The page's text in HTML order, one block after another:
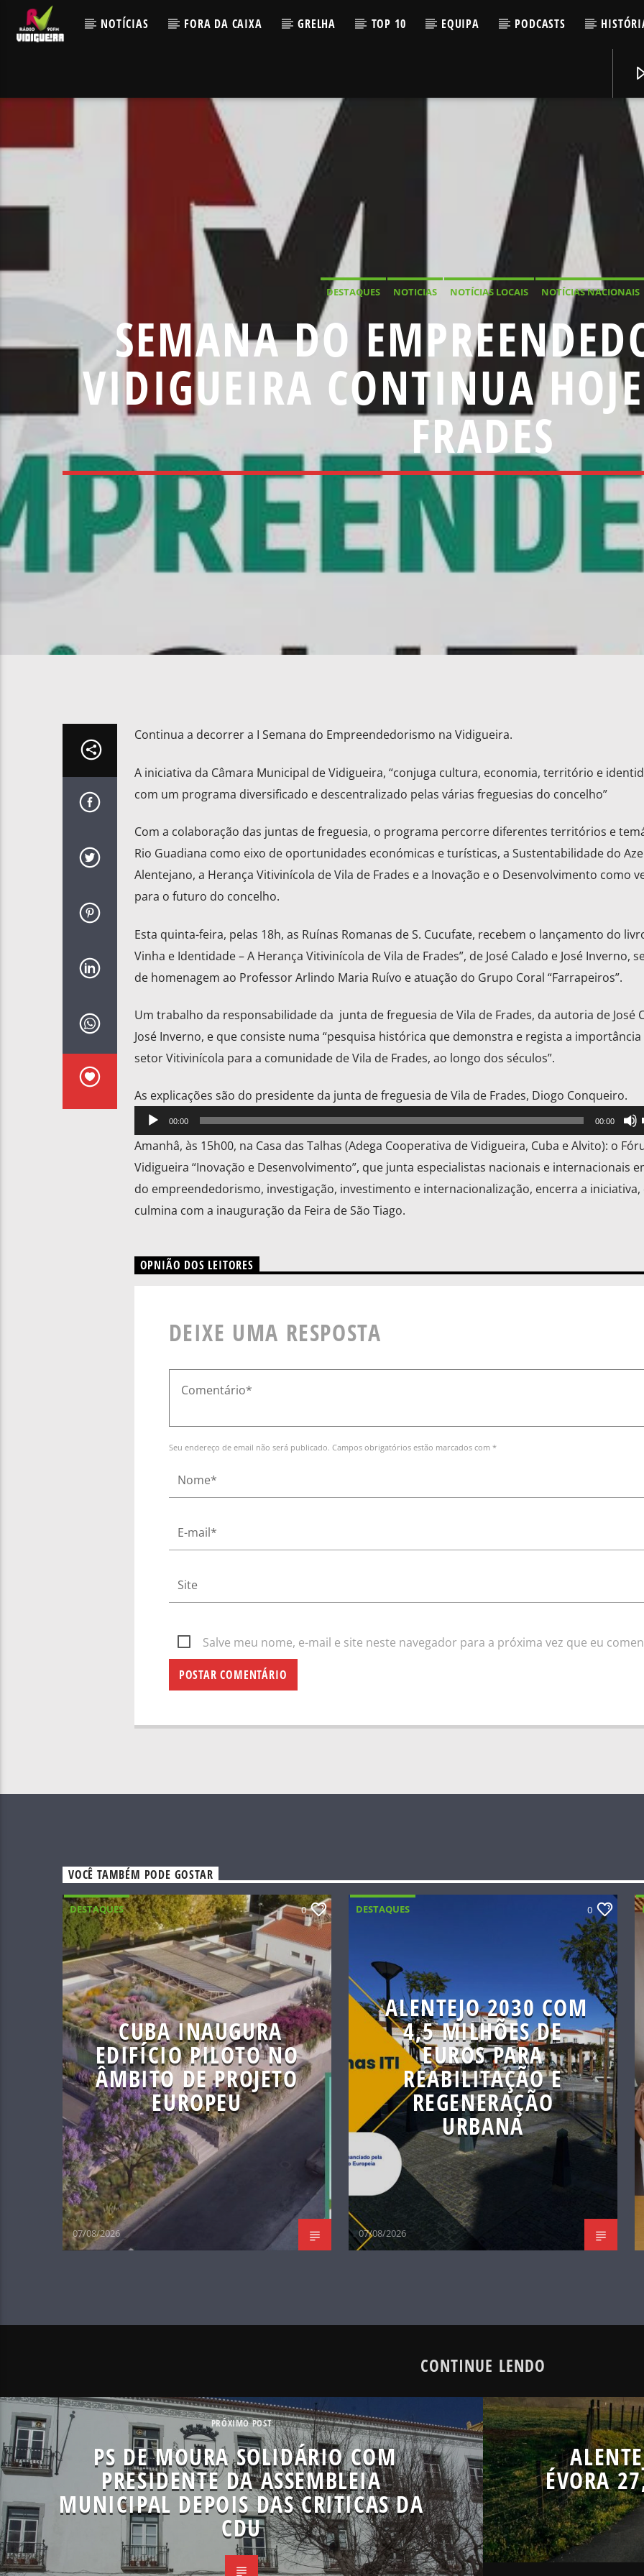
NOTÍCIAS FORA DA CAIXA GRELHA TOP 10 EQUIPA PODCASTS
DESTAQUES NOTICIAS NOTÍCIAS LOCAIS NOTÍCIAS NACIONAIS
SEMANA DO
VIDIGUEIRA CONTINUA
FRADES
Continua a decorrer a I Semana do Empreendedorismo na Vidigueira.
A iniciativa da Câmara Municipal de Vidigueira, “conjuga cultura, economia, território e
com um programa diversificado e descentralizado pelas várias freguesias do concelho”
Com a colaboração das juntas de freguesia, o programa percorre diferentes territórios e
Rio Guadiana como eixo de oportunidades económicas e turísticas, a Sustentabilidade do
Alentejano, a Herança Vitivinícola de Vila de Frades e a Inovação e o Desenvolvimento como
para o futuro do concelho.
Esta quinta-feira, pelas 18h, as Ruínas Romanas de S. Cucufate, recebem o lançamento do
Vinha e Identidade – A Herança Vitivinícola de Vila de Frades”, de José Calado e José Inverno,
de homenagem ao Professor Arlindo Maria Ruívo e atuação do Grupo Coral “Farrapeiros”.
Um trabalho da responsabilidade da junta de freguesia de Vila de Frades, da autoria de José
José Inverno, e que consiste numa “pesquisa histórica que demonstra e regista a importância
setor Vitivinícola para a comunidade de Vila de Frades, ao longo dos séculos”.
As explicações são do presidente da junta de freguesia de Vila de Frades, Diogo Conqueiro.
Reprodutor
de
áudio
00:00 00:00
Amanhâ, às 15h00, na Casa das Talhas (Adega Cooperativa de Vidigueira, Cuba e Alvito): o
Vidigueira “Inovação e Desenvolvimento”, que junta especialistas nacionais e internacionais
do empreendedorismo, investigação, investimento e internacionalização, encerra a iniciativa,
culmina com a inauguração da Feira de São Tiago.
OPNIÃO DOS LEITORES
DEIXE UMA RESPOSTA
Seu endereço de email não será publicado. Campos obrigatórios estão marcados com *
Salve meu nome, e-mail e site neste navegador para a próxima vez que eu
VOCÊ TAMBÉM PODE GOSTAR
DESTAQUES 0
CUBA INAUGURA
EDIFÍCIO PILOTO NO
ÂMBITO DE PROJETO
EUROPEU
07/08/2026
DESTAQUES 0
ALENTEJO 2030 COM
4,5 MILHÕES DE
EUROS PARA
REABILITAÇÃO E
REGENERAÇÃO
URBANA
07/08/2026
CONTINUE LENDO
PRÓXIMO POST
PS DE MOURA SOLIDÁRIO COM
PRESIDENTE DA ASSEMBLEIA
MUNICIPAL DEPOIS DAS CRITICAS DA
CDU
ÉVORA